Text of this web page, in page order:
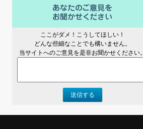
ここがダメ！こうしてほしい！
どんな些細なことでも構いません。
当サイトへのご意見を是非お聞かせください。
送信する